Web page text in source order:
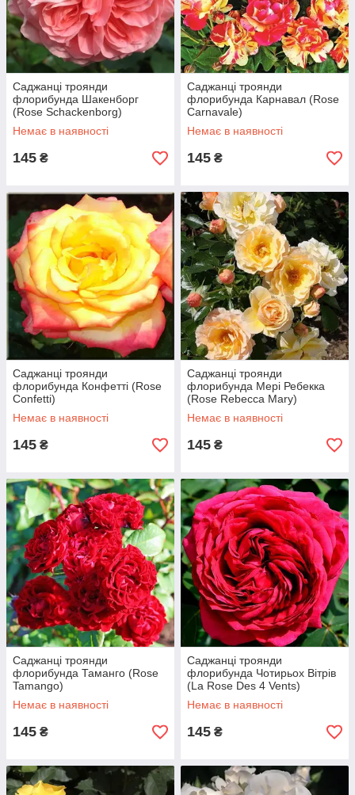
Саджанці троянди
флорибунда Шакенборг
(Rose Schackenborg)
Немає в наявності
145 ₴
Саджанці троянди
флорибунда Карнавал (Rose
Carnavale)
Немає в наявності
145 ₴
Саджанці троянди
флорибунда Конфетті (Rose
Confetti)
Немає в наявності
145 ₴
Саджанці троянди
флорибунда Мері Ребекка
(Rose Rebecca Mary)
Немає в наявності
145 ₴
Саджанці троянди
флорибунда Таманго (Rose
Tamango)
Немає в наявності
145 ₴
Саджанці троянди
флорибунда Чотирьох Вітрів
(La Rose Des 4 Vents)
Немає в наявності
145 ₴